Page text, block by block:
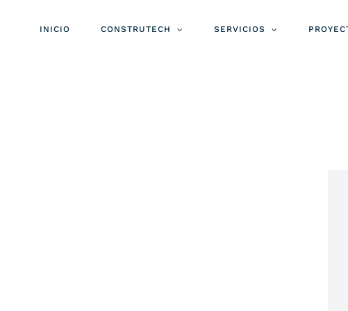
INICIO CONSTRUTECH SERVICIOS